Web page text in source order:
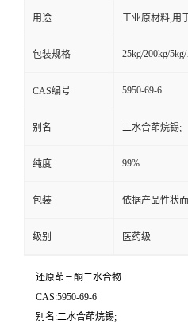
用途 工业原材料,用
包装规格 25kg/200kg/
CAS编号 5950-69-6
别名 二水合茚烷锡;
纯度 99%
包装 依据产品性状
级别 医药级
还原茚三酮二水合物
CAS:5950-69-6
别名:二水合茚烷锡;